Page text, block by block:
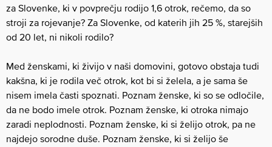
za Slovenke, ki v povprečju rodijo 1,6 otrok, rečemo, da so
stroji za rojevanje? Za Slovenke, od katerih jih 25 %, starejših
od 20 let, ni nikoli rodilo?
Med ženskami, ki živijo v naši domovini, gotovo obstaja tudi
kakšna, ki je rodila več otrok, kot bi si želela, a je sama še
nisem imela časti spoznati. Poznam ženske, ki so se odločile,
da ne bodo imele otrok. Poznam ženske, ki otroka nimajo
zaradi neplodnosti. Poznam ženske, ki si želijo otrok, pa ne
najdejo sorodne duše. Poznam ženske, ki si želijo še